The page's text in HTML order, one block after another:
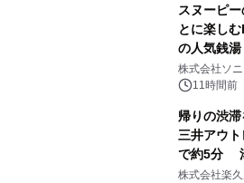
スヌーピ
とに楽し
の人気銭
ラボレー
ボグッズも
株式会社ソ
11時間前
帰りの渋滞
三井アウ
で約5分
メニューを
株式会社楽